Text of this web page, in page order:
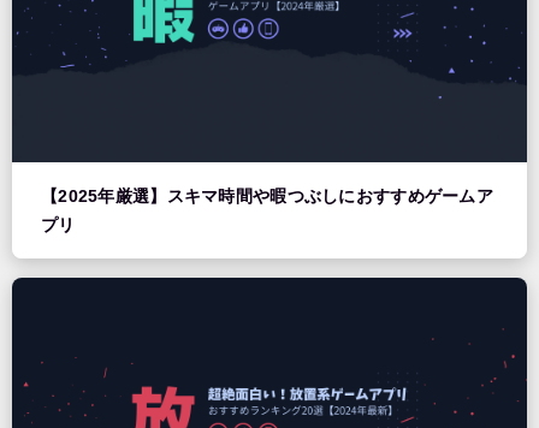
【2025年厳選】スキマ時間や暇つぶしにおすすめゲームア
プリ